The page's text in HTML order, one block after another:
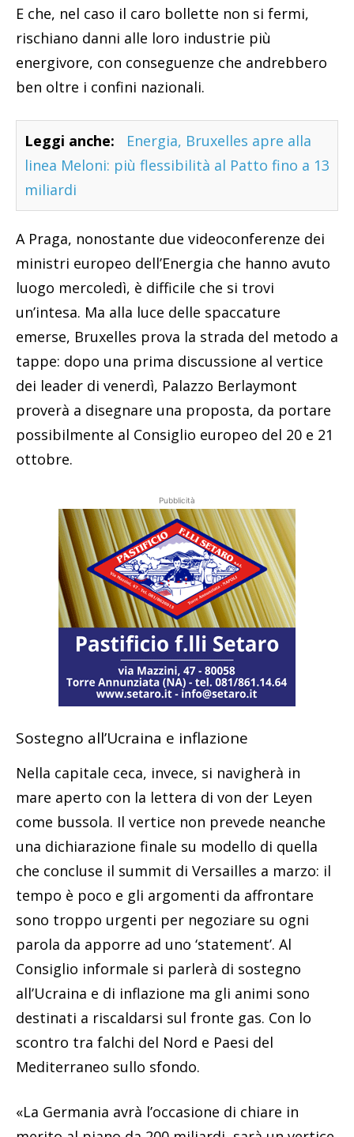
E che, nel caso il caro bollette non si fermi,
rischiano danni alle loro industrie più
energivore, con conseguenze che andrebbero
ben oltre i confini nazionali.
Leggi anche:
Energia, Bruxelles apre alla
linea Meloni: più flessibilità al Patto fino a 13
miliardi
A Praga, nonostante due videoconferenze dei
ministri europeo dell’Energia che hanno avuto
luogo mercoledì, è difficile che si trovi
un’intesa. Ma alla luce delle spaccature
emerse, Bruxelles prova la strada del metodo a
tappe: dopo una prima discussione al vertice
dei leader di venerdì, Palazzo Berlaymont
proverà a disegnare una proposta, da portare
possibilmente al Consiglio europeo del 20 e 21
ottobre.
Pubblicità
Sostegno all’Ucraina e inflazione
Nella capitale ceca, invece, si navigherà in
mare aperto con la lettera di von der Leyen
come bussola. Il vertice non prevede neanche
una dichiarazione finale su modello di quella
che concluse il summit di Versailles a marzo: il
tempo è poco e gli argomenti da affrontare
sono troppo urgenti per negoziare su ogni
parola da apporre ad uno ‘statement’. Al
Consiglio informale si parlerà di sostegno
all’Ucraina e di inflazione ma gli animi sono
destinati a riscaldarsi sul fronte gas. Con lo
scontro tra falchi del Nord e Paesi del
Mediterraneo sullo sfondo.
«La Germania avrà l’occasione di chiare in